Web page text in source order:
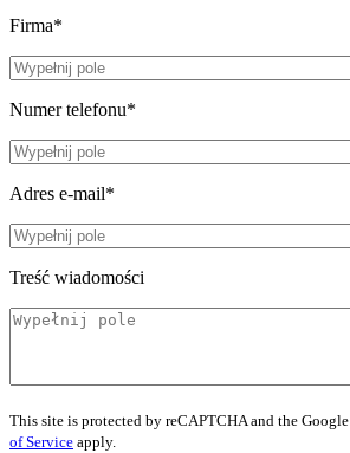
Firma*
Numer telefonu*
Adres e-mail*
Treść wiadomości
This site is protected by reCAPTCHA and the Google
of Service apply.